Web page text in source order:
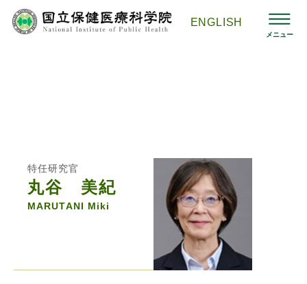
ENGLISH
メニュー
特任研究官
丸谷 美紀
MARUTANI Miki